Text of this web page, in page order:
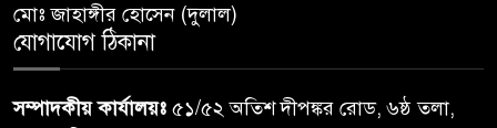
পেশ
তদন্ত শেষ পর্যায়ে, দ্রুত চার্জশিট
৭
মোঃ জাহাঙ্গীর হোসেন (দুলাল)
যোগাযোগ ঠিকানা
সম্পাদকীয় কার্যালয়ঃ ৫১/৫২ অতিশ দীপঙ্কর রোড, ৬ষ্ঠ তলা,